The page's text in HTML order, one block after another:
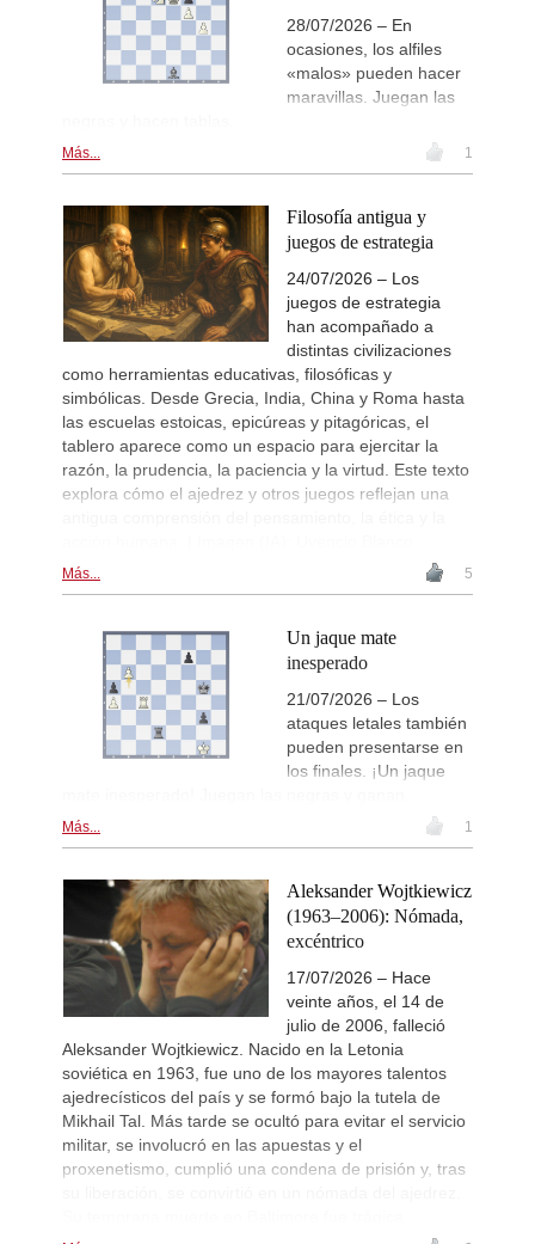
28/07/2026 – En
ocasiones, los alfiles
«malos» pueden hacer
maravillas. Juegan las
Más... 1
Filosofía antigua y
juegos de estrategia
24/07/2026 – Los
juegos de estrategia
han acompañado a
distintas civilizaciones
como herramientas educativas, filosóficas y
simbólicas. Desde Grecia, India, China y Roma hasta
las escuelas estoicas, epicúreas y pitagóricas, el
tablero aparece como un espacio para ejercitar la
razón, la prudencia, la paciencia y la virtud. Este texto
explora cómo el ajedrez y otros juegos reflejan una
Más... 5
Un jaque mate
inesperado
21/07/2026 – Los
ataques letales también
pueden presentarse en
los finales. ¡Un jaque
Más... 1
Aleksander Wojtkiewicz
(1963–2006): Nómada,
excéntrico
17/07/2026 – Hace
veinte años, el 14 de
julio de 2006, falleció
Aleksander Wojtkiewicz. Nacido en la Letonia
soviética en 1963, fue uno de los mayores talentos
ajedrecísticos del país y se formó bajo la tutela de
Mikhail Tal. Más tarde se ocultó para evitar el servicio
militar, se involucró en las apuestas y el
proxenetismo, cumplió una condena de prisión y, tras